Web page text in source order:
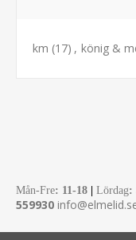
km (17) , könig &
Mån-Fre: 11-18 Lördag:
559930